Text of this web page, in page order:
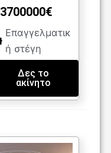
3700000€
Επαγγελματικ
ή στέγη
Δες το
ακίνητο